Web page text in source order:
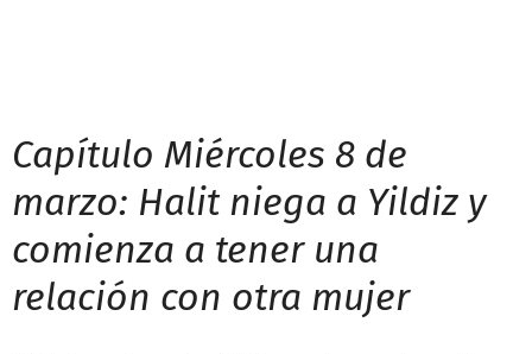
Capítulo Miércoles 8 de
marzo: Halit niega a Yildiz y
comienza a tener una
relación con otra mujer